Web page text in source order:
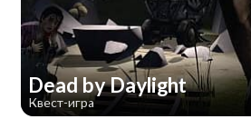
Dead by Daylight
Квест-игра